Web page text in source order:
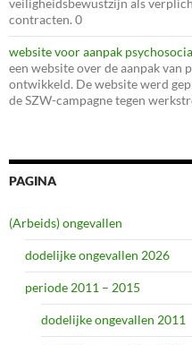
contracten. 0
website voor aanpak
een website over de aanpak van
ontwikkeld. De website werd
de SZW-campagne tegen
PAGINA
(Arbeids) ongevallen
dodelijke ongevallen 2026
periode 2011 – 2015
dodelijke ongevallen 2011